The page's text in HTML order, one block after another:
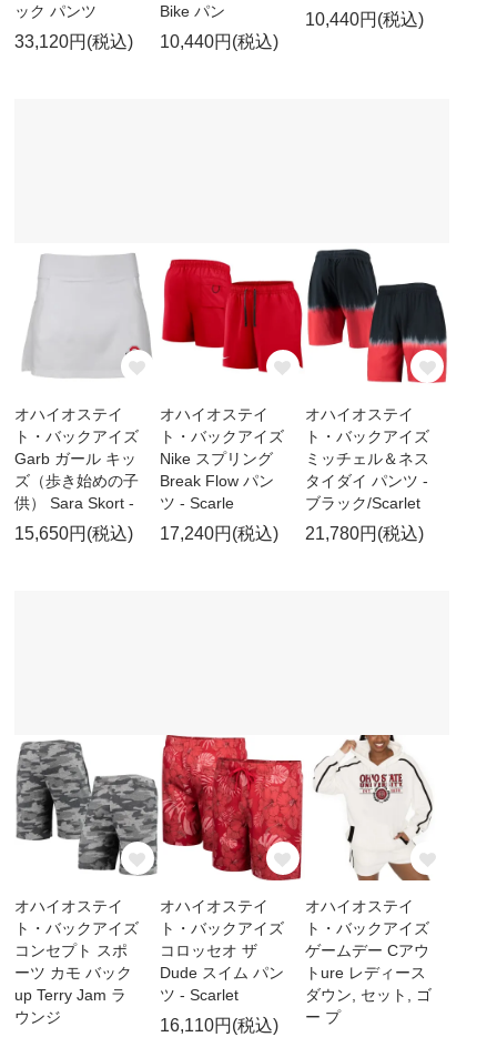
ック パンツ
33,120円(税込)
Bike パン
10,440円(税込)
10,440円(税込)
オハイオステイ
ト・バックアイズ
Garb ガール キッ
ズ（歩き始めの子
供） Sara Skort -
15,650円(税込)
オハイオステイ
ト・バックアイズ
Nike スプリング
Break Flow パン
ツ - Scarle
17,240円(税込)
オハイオステイ
ト・バックアイズ
ミッチェル＆ネス
タイダイ パンツ -
ブラック/Scarlet
21,780円(税込)
オハイオステイ
ト・バックアイズ
コンセプト スポ
ーツ カモ バック
up Terry Jam ラ
ウンジ
オハイオステイ
ト・バックアイズ
コロッセオ ザ
Dude スイム パン
ツ - Scarlet
16,110円(税込)
オハイオステイ
ト・バックアイズ
ゲームデー Cアウ
トure レディース
ダウン, セット, ゴ
ー プ